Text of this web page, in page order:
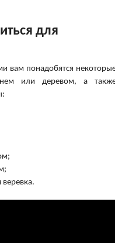
для
вам понадобятся
или деревом, а